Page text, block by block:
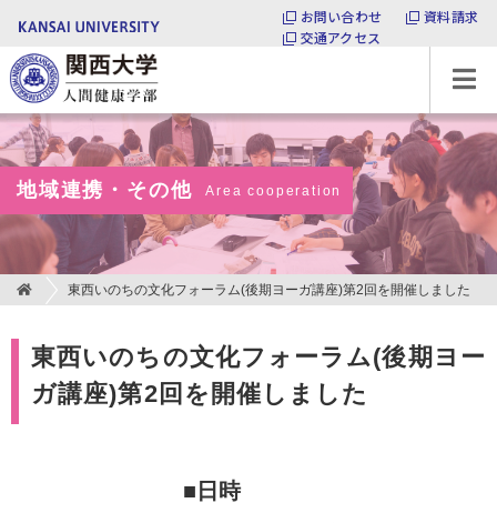
お問い合わせ
資料請求
交通アクセス
地域連携・その他 Area cooperation
東西いのちの文化フォーラム(後期ヨーガ講座)第2回を開催しました
東西いのちの文化フォーラム(後期ヨー
ガ講座)第2回を開催しました
■日時